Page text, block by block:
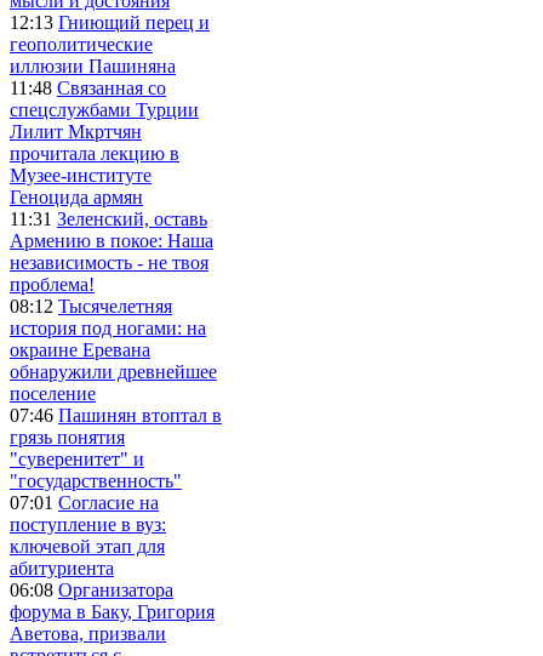
12:13 Гниющий перец и
геополитические
иллюзии Пашиняна
11:48 Связанная со
спецслужбами Турции
Лилит Мкртчян
прочитала лекцию в
Музее-институте
Геноцида армян
11:31 Зеленский, оставь
Армению в покое: Наша
независимость - не твоя
проблема!
08:12 Тысячелетняя
история под ногами: на
окраине Еревана
обнаружили древнейшее
поселение
07:46 Пашинян втоптал в
грязь понятия
"суверенитет" и
"государственность"
07:01 Согласие на
поступление в вуз:
ключевой этап для
абитуриента
06:08 Организатора
форума в Баку, Григория
Аветова, призвали